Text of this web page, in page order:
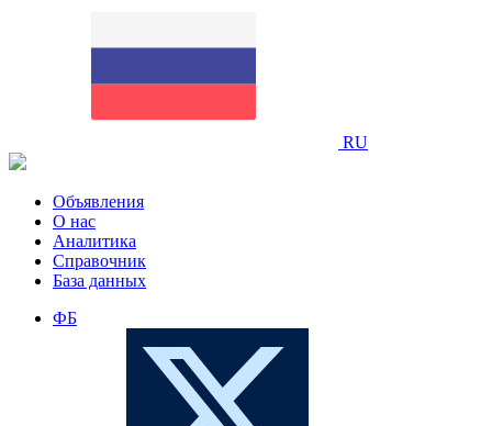
RU
Объявления
О нас
Аналитика
Справочник
База данных
ФБ